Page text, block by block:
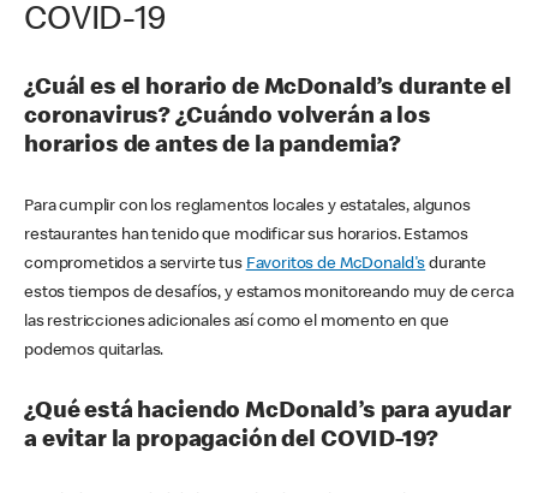
COVID-19
¿Cuál es el horario de McDonald’s durante el
coronavirus? ¿Cuándo volverán a los
horarios de antes de la pandemia?
Para cumplir con los reglamentos locales y estatales, algunos
restaurantes han tenido que modificar sus horarios. Estamos
comprometidos a servirte tus Favoritos de McDonald's durante
estos tiempos de desafíos, y estamos monitoreando muy de cerca
las restricciones adicionales así como el momento en que
podemos quitarlas.
¿Qué está haciendo McDonald’s para ayudar
a evitar la propagación del COVID-19?